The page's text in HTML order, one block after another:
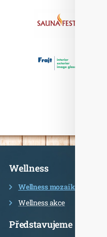
Informace
Wellness
Wellness mozaika
Wellness akce
Představujeme